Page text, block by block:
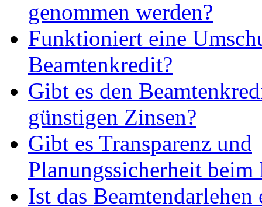
genommen werden?
Funktioniert eine
Beamtenkredit?
Gibt es den
günstigen Zinsen?
Gibt es Transparenz und
Planungssicherheit beim
Ist das Beamtendarlehen